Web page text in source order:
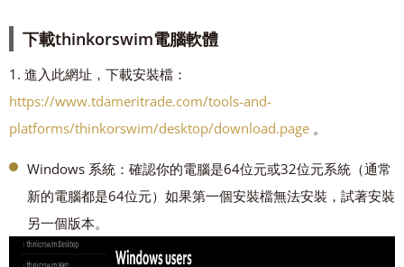
下載thinkorswim電腦軟體
1. 進入此網址，下載安裝檔：
https://www.tdameritrade.com/tools-and-
platforms/thinkorswim/desktop/download.page 。
Windows 系統：確認你的電腦是64位元或32位元系統（通常
新的電腦都是64位元）如果第一個安裝檔無法安裝，試著安裝
另一個版本。